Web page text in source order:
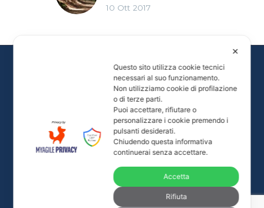
La Natura promuove
emozionale, cognitivo
e fisiologico, fino alla
riduzione del battito
cardiaco, della
pressione sanguigna
e della tensione
muscolare,
consentendo il
recupero da
situazioni di stress.
10 Ott 2017
Tutti i diritti delle immagini e dei video presenti nel
© Alamar Life - P. IVA 02472080023
info@alamarlife.com- +39 335 80 47 468 -
Privacy
✕
Questo sito utilizza cookie tecnici
necessari al suo funzionamento.
Non utilizziamo cookie di profilazione
o di terze parti.
Puoi accettare, rifiutare o
personalizzare i cookie premendo i
pulsanti desiderati.
Chiudendo questa informativa
continuerai senza accettare.
Accetta
Rifiuta